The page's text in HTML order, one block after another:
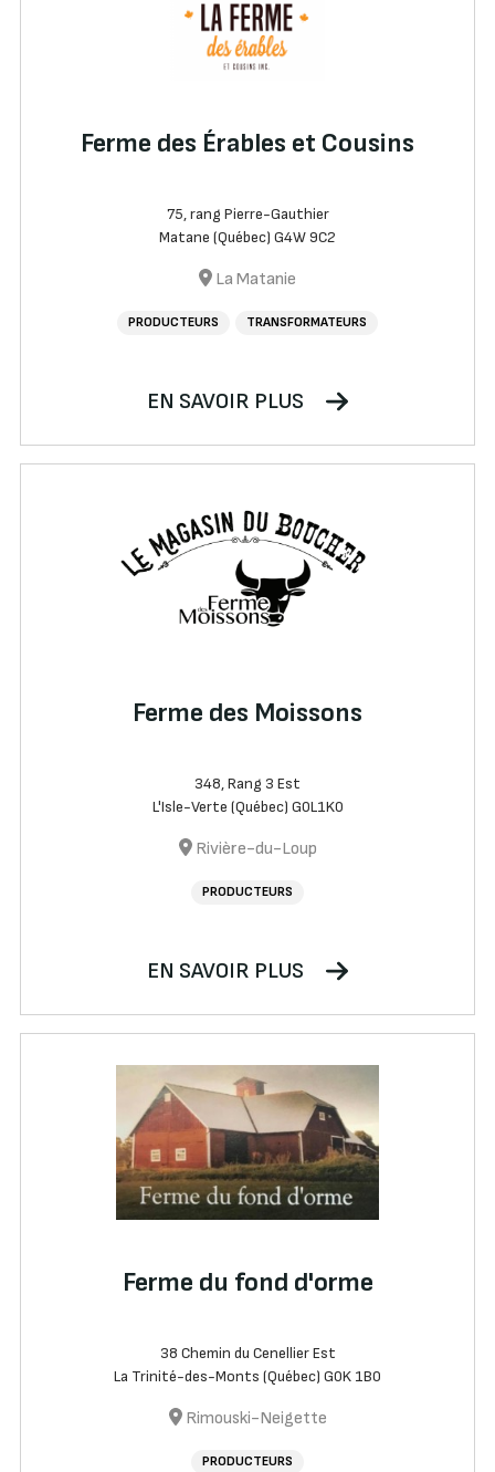
Ferme des Érables et Cousins
75, rang Pierre-Gauthier
Matane (Québec) G4W 9C2
La Matanie
PRODUCTEURS TRANSFORMATEURS
EN SAVOIR PLUS
Ferme des Moissons
348, Rang 3 Est
L'Isle-Verte (Québec) G0L1K0
Rivière-du-Loup
PRODUCTEURS
EN SAVOIR PLUS
Ferme du fond d'orme
38 Chemin du Cenellier Est
La Trinité-des-Monts (Québec) G0K 1B0
Rimouski-Neigette
PRODUCTEURS